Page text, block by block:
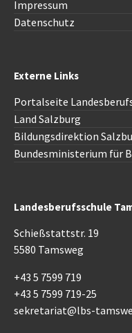
Impressum
Datenschutz
Externe Links
Portalseite
Land Salzburg
Bildungsdirektion
Bundesministerium für
Landesberufsschule
Schießstattstr. 19
5580 Tamsweg
+43 5 7599 719
+43 5 7599 719-25
sekretariat@lbs-